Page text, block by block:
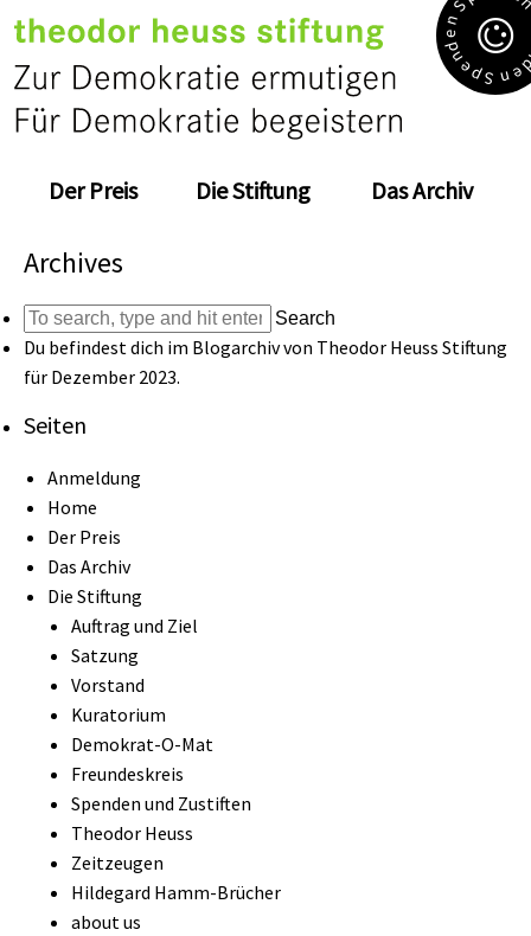
Der Preis Die Stiftung Das Archiv
S
p
e
n
d
e
n
S
e
n
Archives
Search
Du befindest dich im Blogarchiv von Theodor Heuss Stiftung
für Dezember 2023.
Seiten
Anmeldung
Home
Der Preis
Das Archiv
Die Stiftung
Auftrag und Ziel
Satzung
Vorstand
Kuratorium
Demokrat-O-Mat
Freundeskreis
Spenden und Zustiften
Theodor Heuss
Zeitzeugen
Hildegard Hamm-Brücher
about us